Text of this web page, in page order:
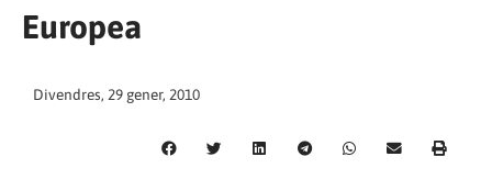
Europea
Divendres, 29 gener, 2010